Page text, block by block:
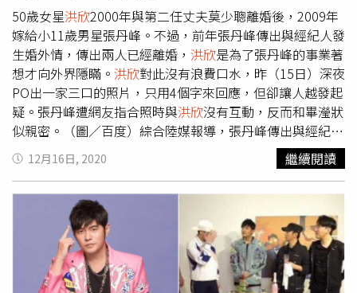
50歲女星洪欣2000年與第二任丈夫莫少聰離婚後，2009年
嫁給小11歲男星張丹峰。不過，前年張丹峰傳出與經紀人發
生婚外情，傳出兩人已經離婚， 洪欣是為了張丹峰的事業著
想才向外界隱瞞。 洪欣對此沒有浪費口水，昨（15日）深夜
PO出一家三口的照片，只用4個字來回應，但卻讓人越發起
疑。張丹峰遭網友指合照時與洪欣沒有互動，反而和畢瀅狀
似親密。（圖／百度）綜合陸媒報導，張丹峰傳出與經紀人
畢瀅大搞不倫戀時，
站出來力挺絕無此事，還說自己很
信任畢瀅。不過，卻有網友透露張丹峰在下榻的酒店叫外
送，開門收餐的卻是「穿著浴袍的畢瀅」，而且畢瀅就算在
面前，也直接拿張丹峰的衣服穿，一點也不在意
存在。（圖／洪欣
微博）日前女星陳法蓉PO出與蔡少芬、
的合照，網友抽絲剝繭發現洪欣的日常生活幾乎都是與
友人共處，這1年來極少和張丹峰合體，就連10月洪欣生
日，張丹峰都沒有現身，更別提孩子的生日派對他，他照樣
12月16日, 2020 繼續閱讀